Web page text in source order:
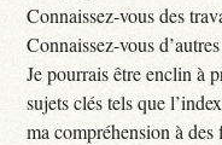
Connaissez-vous des
Connaissez-vous
Je pourrais être enclin à
sujets clés tels que
ma compréhension à des